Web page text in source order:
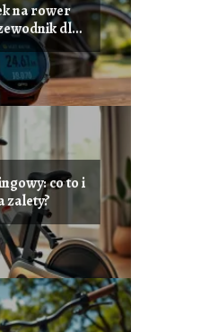
na rower
dla
co to i
zalety?